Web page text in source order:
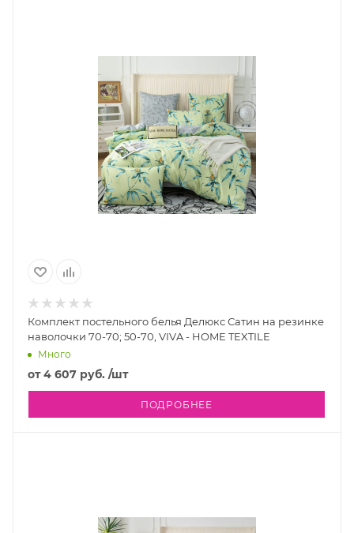
Комплект постельного белья Делюкс Сатин на резинке
наволочки 70-70; 50-70, VIVA - HOME TEXTILE
Много
от4 607 руб. /шт
ПОДРОБНЕЕ